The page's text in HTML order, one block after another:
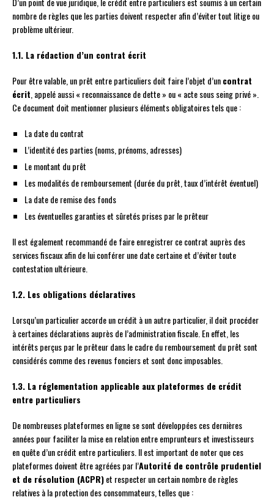
nombre de règles que les parties doivent respecter afin d’éviter tout litige ou
problème ultérieur.
1.1. La rédaction d’un contrat écrit
Pour être valable, un prêt entre particuliers doit faire l’objet d’uncontrat
écrit, appelé aussi « reconnaissance de dette » ou « acte sous seing privé ».
Ce document doit mentionner plusieurs éléments obligatoires tels que :
La date du contrat
L’identité des parties (noms, prénoms, adresses)
Le montant du prêt
Les modalités de remboursement (durée du prêt, taux d’intérêt éventuel)
La date de remise des fonds
Les éventuelles garanties et sûretés prises par le prêteur
Il est également recommandé de faire enregistrer ce contrat auprès des
services fiscaux afin de lui conférer une date certaine et d’éviter toute
contestation ultérieure.
1.2. Les obligations déclaratives
Lorsqu’un particulier accorde un crédit à un autre particulier, il doit procéder
à certaines déclarations auprès de l’administration fiscale. En effet, les
intérêts perçus par le prêteur dans le cadre du remboursement du prêt sont
considérés comme des revenus fonciers et sont donc imposables.
1.3. La réglementation applicable aux plateformes de crédit
entre particuliers
De nombreuses plateformes en ligne se sont développées ces dernières
années pour faciliter la mise en relation entre emprunteurs et investisseurs
en quête d’un crédit entre particuliers. Il est important de noter que ces
plateformes doivent être agréées par l’Autorité de contrôle prudentiel
et de résolution (ACPR)et respecter un certain nombre de règles
relatives à la protection des consommateurs, telles que :